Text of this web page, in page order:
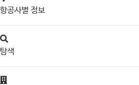
항공사별 정보
탐색